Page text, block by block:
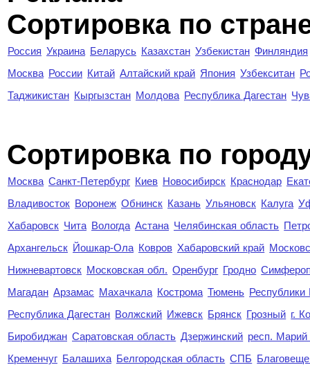
Сортировка по
Россия Украина Беларусь Казахстан Узбекистан Финляндия
Москва России Китай Алтайский край Япония Узбекситан
Таджикистан Кыргызстан Молдова Республика Дагестан
Cортировка по
Москва Санкт-Петербург Киев Новосибирск Краснодар
Владивосток Воронеж Обнинск Казань Ульяновск Калуга
Хабаровск Чита Вологда Астана Челябинская область
Архангельск Йошкар-Ола Ковров Хабаровский край
Нижневартовск Московская обл. Оренбург Гродно
Магадан Арзамас Махачкала Кострома Тюмень Республики
Республика Дагестан Волжский Ижевск Брянск Грозный г.
Биробиджан Саратовская область Дзержинский респ.
Кременчуг Балашиха Белгородская область СПБ